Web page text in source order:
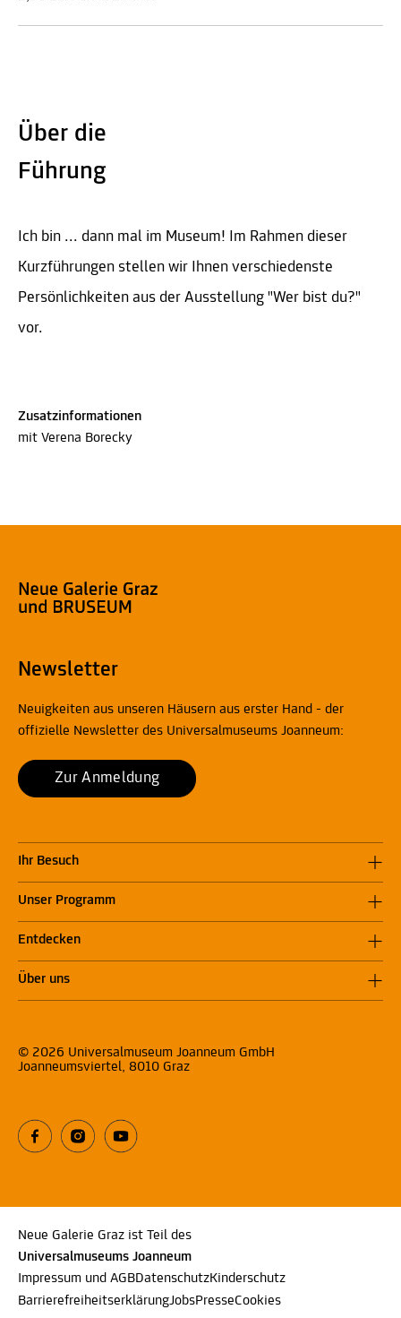
Über die
Führung
Ich bin ... dann mal im Museum! Im Rahmen dieser
Kurzführungen stellen wir Ihnen verschiedenste
Persönlichkeiten aus der Ausstellung "Wer bist du?"
vor.
Zusatzinformationen
mit Verena Borecky
Newsletter
Neuigkeiten aus unseren Häusern aus erster Hand - der
offizielle Newsletter des Universalmuseums Joanneum:
Zur Anmeldung
Ihr Besuch
Unser Programm
Entdecken
Über uns
© 2026 Universalmuseum Joanneum GmbH
Joanneumsviertel, 8010 Graz
Neue Galerie Graz ist Teil des
Universalmuseums Joanneum
Impressum und AGBDatenschutzKinderschutz
BarrierefreiheitserklärungJobsPresseCookies